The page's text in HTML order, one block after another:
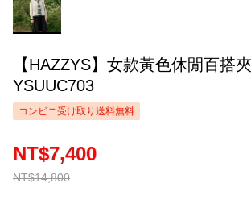
【HAZZYS】女款黃色休閒百搭
YSUUC703
コンビニ受け取り送料無料
NT$14,800
NT$7,400